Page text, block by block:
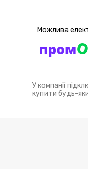
У компанії
купити будь-